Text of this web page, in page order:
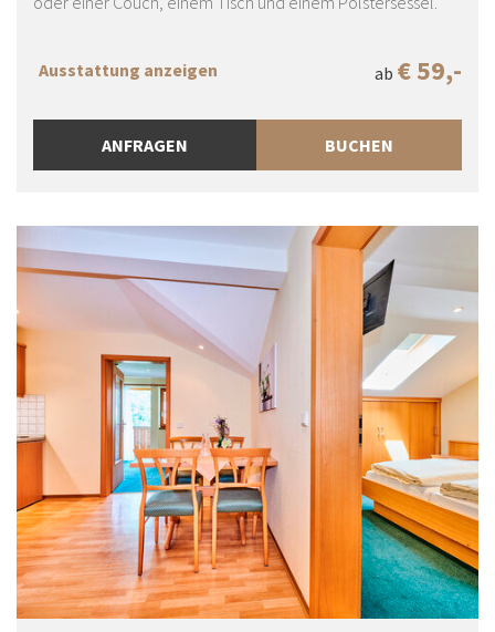
Ausstattung anzeigen ab € 59,-
ANFRAGEN BUCHEN